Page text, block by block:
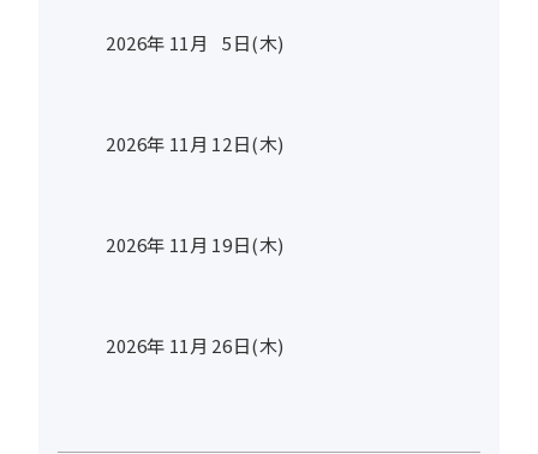
2026年 11月 5日(木)
2026年 11月 12日(木)
2026年 11月 19日(木)
2026年 11月 26日(木)